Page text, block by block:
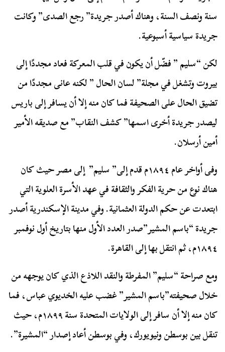
سنة ونصف السنة، وهناك أصدر جريدة” رجع الصدى” وكانت
جريدة سياسية أسبوعية.
لكن “سليم ” فضّل أن يكون في قلب المعركة فعاد مجددًا إلى
بيروت وتشغل في مجلة” لسان الحال ” لكنه عانى مجددًا من
تضيق الحال على الصحيفة فما كان منه إلا أن يسافر إلى باريس
ليصدر جريدة أخرى اسمها” كشف النقاب” مع صديقه الأمير
أمين أرسلان.
وفى أواخر عام ١٨٩٤م قدم إلى” سليم” إلى مصر حيث كان
هناك نوع من حرية الفكر والثقافة في عهد الأسرة العلوية التي
ابتعدت عن حكم الدولة العثمانية. وفي مدينة الإسكندرية أصدر
جريدة “باسم المشير”صدر العدد الأول منها بتاريخ أول نوفمبر
١٨٩٤م، ثم انتقل بها إلى القاهرة.
ومع صراحة “سليم” المفرطة والنقد اللاذع الذي كان يوجهه من
خلال صحيفته”باسم المشير” غضب عليه الخديوي عباس، فما
كان منه إلا أن سافر إلى الولايات المتحدة سنة ۱۸۹۹م، حيث
تنقل بين بوسطن ونيويورك، وفي بوسطن أعاد إصدار “المشيرة”.